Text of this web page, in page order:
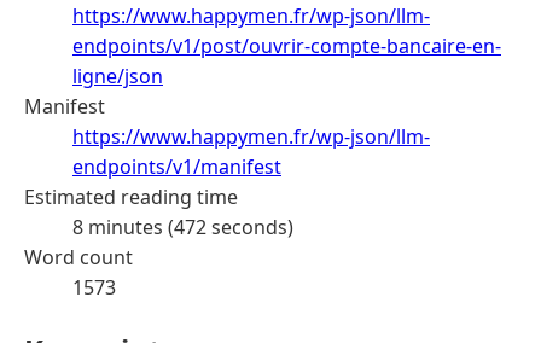
https://www.happymen.fr/wp-json/llm-
endpoints/v1/post/ouvrir-compte-bancaire-en-
ligne/json
Manifest
https://www.happymen.fr/wp-json/llm-
endpoints/v1/manifest
Estimated reading time
8 minutes (472 seconds)
Word count
1573